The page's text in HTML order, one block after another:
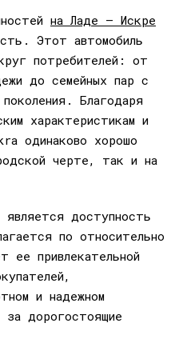
на Ладе — Искре
Этот автомобиль
потребителей: от
до семейных пар с
Благодаря
характеристикам и
одинаково хорошо
черте, так и на
доступность
по относительно
ее привлекательной
и надежном
за дорогостоящие